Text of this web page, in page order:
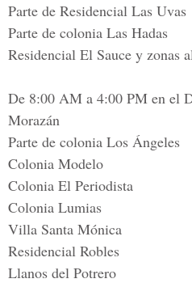
Parte de Residencial Las Uvas
Parte de colonia Las Hadas
Residencial El Sauce y zonas
De 8:00 AM a 4:00 PM en el
Morazán
Parte de colonia Los Ángeles
Colonia Modelo
Colonia El Periodista
Colonia Lumias
Villa Santa Mónica
Residencial Robles
Llanos del Potrero